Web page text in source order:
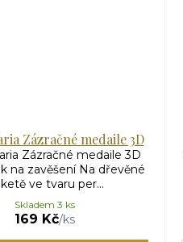
Zázračné medaile 3D
Zázračné medaile 3D
na zavěšení Na dřevěné
ve tvaru per...
169 Kč/ks
Skladem 3 ks